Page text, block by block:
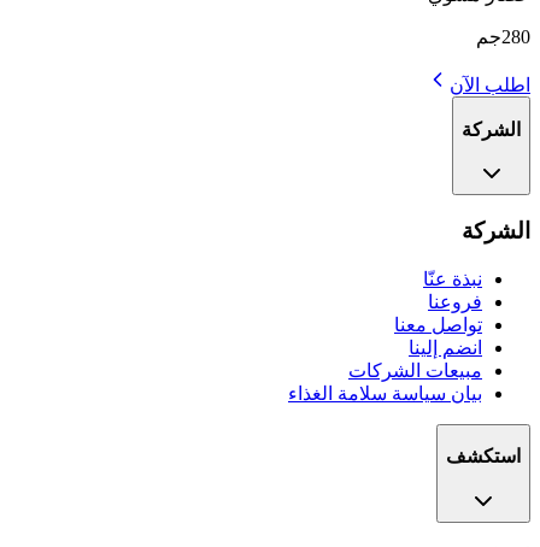
280جم
اطلب الآن
الشركة
الشركة
نبذة عنّا
فروعنا
تواصل معنا
انضم إلينا
مبيعات الشركات
بيان سياسة سلامة الغذاء
استكشف